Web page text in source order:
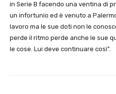
in Serie B facendo una ventina di
un infortunio ed è venuto a
lavoro ma le sue doti non le
perde il ritmo perde anche le sue
le cose. Lui deve continuare così”.